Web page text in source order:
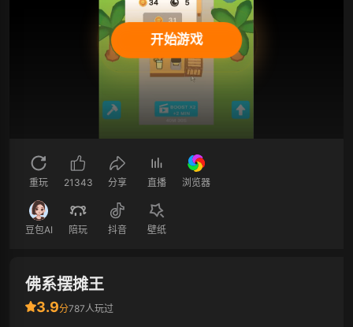
开始游戏
重玩 21343 分享 直播 浏览器
豆包AI 陪玩 抖音 壁纸
佛系摆摊王
3.9分787人玩过